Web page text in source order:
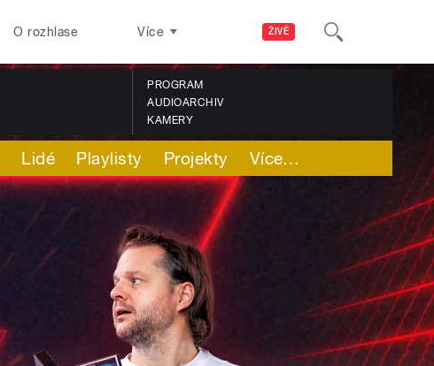
ŽIVĚ
O rozhlase Více
PROGRAM
AUDIOARCHIV
KAMERY
Lidé Playlisty Projekty Více…